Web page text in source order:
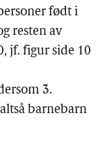
født i
resten av
jf. figur side 10
3.
barnebarn